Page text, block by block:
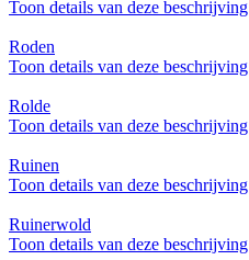
Toon details van deze beschrijving
Roden
Toon details van deze beschrijving
Rolde
Toon details van deze beschrijving
Ruinen
Toon details van deze beschrijving
Ruinerwold
Toon details van deze beschrijving